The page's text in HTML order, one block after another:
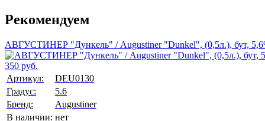
Рекомендуем
АВГУСТИНЕР "Дункель" / Augustiner "Dunkel", (0,5л.), бут,
350 руб.
Артикул:
DEU0130
Градус:
5.6
Бренд:
Augustiner
В наличии: нет